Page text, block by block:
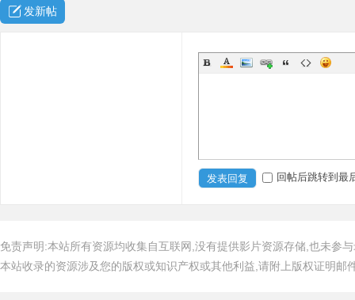
发新帖
发表回复 回帖后跳转到最
免责声明:本站所有资源均收集自互联网,没有提供影片资源存储,也未参
本站收录的资源涉及您的版权或知识产权或其他利益,请附上版权证明